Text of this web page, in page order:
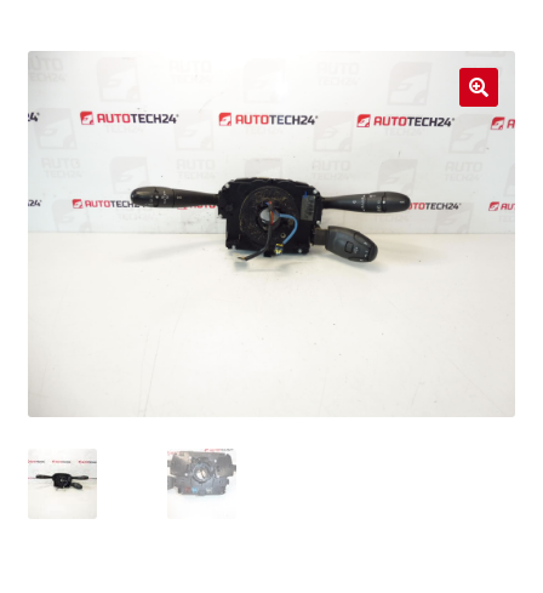
Kontakte
Om os